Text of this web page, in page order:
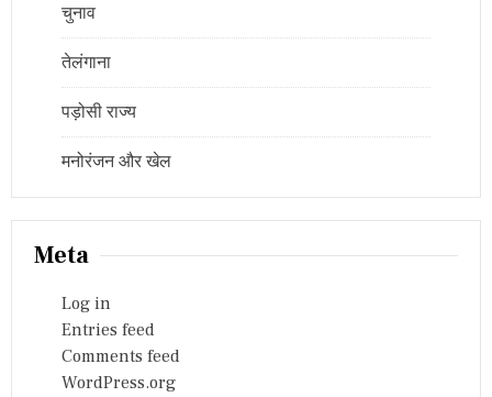
चुनाव
तेलंगाना
पड़ोसी राज्य
मनोरंजन और खेल
Meta
Log in
Entries feed
Comments feed
WordPress.org